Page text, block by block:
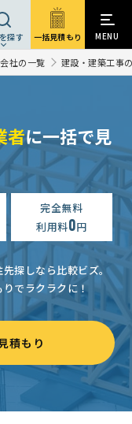
探す 一括見積もり MENU
社の一覧 建設・建築工事
者に一括で見
完全無料
利用料0円
探しなら比較ビズ。
でラクラクに！
積もり